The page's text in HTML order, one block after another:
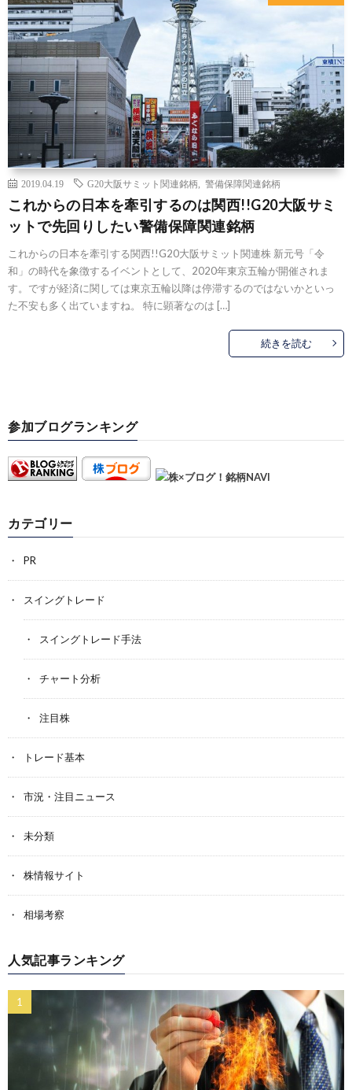
2019.04.19 G20大阪サミット関連銘柄 警備保障関連銘柄
これからの日本を牽引するのは関西!!G20大阪サミ
ットで先回りしたい警備保障関連銘柄
これからの日本を牽引する関西!!G20大阪サミット関連株 新元号「令
和」の時代を象徴するイベントとして、2020年東京五輪が開催されま
す。ですが経済に関しては東京五輪以降は停滞するのではないかといっ
た不安も多く出ていますね。 特に顕著なのは […]
続きを読む
参加ブログランキング
カテゴリー
PR
スイングトレード
スイングトレード手法
チャート分析
注目株
トレード基本
市況・注目ニュース
未分類
株情報サイト
相場考察
人気記事ランキング